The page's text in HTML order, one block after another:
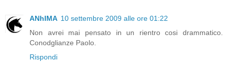
ANhIMA 10 settembre 2009 alle ore 01:22
Non avrei mai pensato in un rientro cosi drammatico.
Conodglianze Paolo.
Rispondi